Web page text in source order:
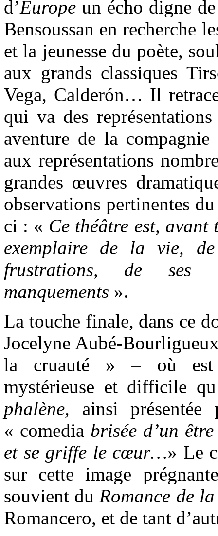
d’Europe un écho digne
Bensoussan en recherche
et la jeunesse du poète,
aux grands classiques
Vega, Calderón… Il
qui va des
aventure de la
aux représentations
grandes œuvres
observations pertinentes
ci : « Ce théâtre est,
exemplaire de la vie,
frustrations, de ses
manquements ».
La touche finale, dans ce
Jocelyne Aubé-
la cruauté » – où est
mystérieuse et difficile
phalène, ainsi
« comedia brisée d’un
et se griffe le cœur…» Le
sur cette image
souvient duRomance de
Romancero, et de tant